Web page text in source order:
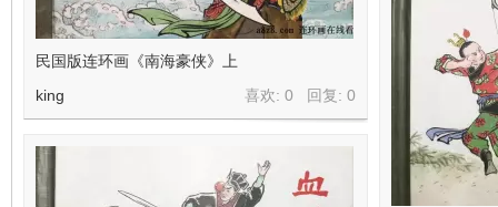
民国版连环画《南海豪侠》上
喜欢: 0 回复: 0
king